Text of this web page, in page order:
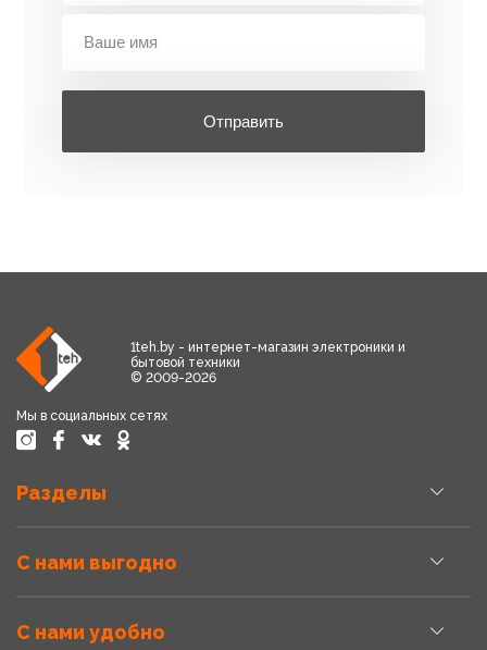
Отправить
1teh.by - интернет-магазин электроники и
бытовой техники
© 2009-2026
Мы в социальных сетях
Разделы
С нами выгодно
С нами удобно